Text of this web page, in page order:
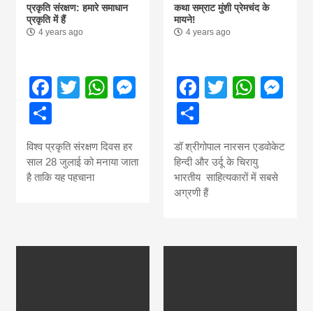
प्रकृति संरक्षण: हमारे समाधान
प्रकृति में हैं
4 years ago
Facebook
TwitterWhatsApp
Messenger
विश्व प्रकृति संरक्षण दिवस हर
साल 28 जुलाई को मनाया जाता
है ताकि यह पहचाना
कथा सम्राट मुंशी प्रेमचंद के
मायने!
4 years ago
Facebook
Twitter
Share
डॉ श्रीगोपाल नारसन एडवोकेट
हिन्दी और उर्दू के चिरायु
भारतीय साहित्यकारों में सबसे
अग्रणी हैं